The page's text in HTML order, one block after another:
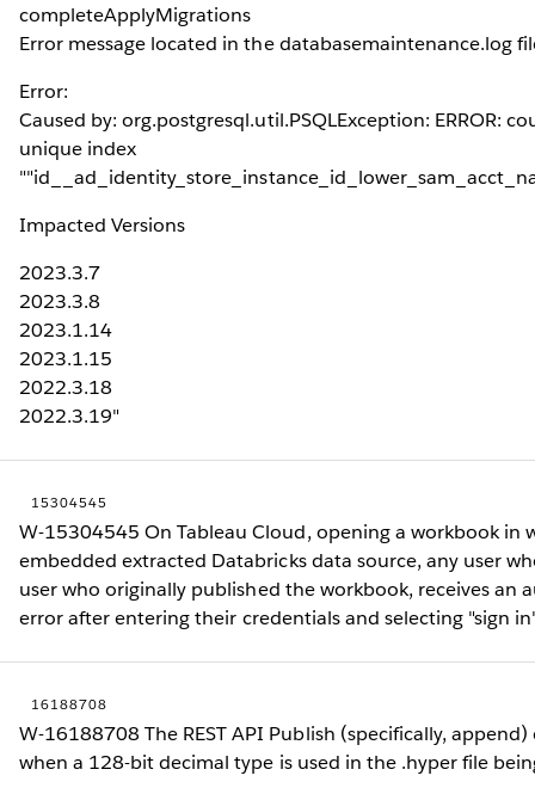
completeApplyMigrations
Error message located in the databasemaintenance.log
Error:
Caused by: org.postgresql.util.PSQLException: ERROR:
unique index
Impacted Versions
2023.3.7
2023.3.8
2023.1.14
2023.1.15
2022.3.18
2022.3.19"
15304545
W-15304545 On Tableau Cloud, opening a workbook in
embedded extracted Databricks data source, any user
user who originally published the workbook, receives an
error after entering their credentials and selecting "sign
16188708
W-16188708 The REST API Publish (specifically, append)
when a 128-bit decimal type is used in the .hyper file